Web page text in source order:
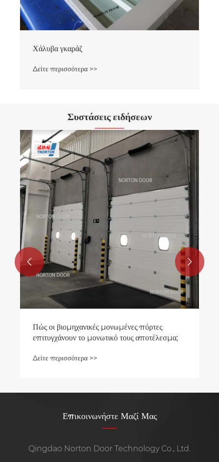
Συστάσεις ειδήσεων
Ποια είναι η κατά προσέγγιση τιμή των θυρών
γκαράζ Norton;
Δείτε περισσότερα >>
 
Επικοινωνήστε Μαζί Μας
Qingdao Norton Door Technology Co., Ltd.